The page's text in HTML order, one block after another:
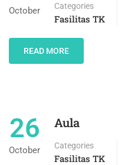
October Categories
Fasilitas TK
READ MORE
26
October
Aula
Categories
Fasilitas TK